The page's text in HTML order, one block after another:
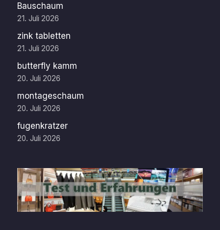
Bauschaum
21. Juli 2026
zink tabletten
21. Juli 2026
butterfly kamm
20. Juli 2026
montageschaum
20. Juli 2026
fugenkratzer
20. Juli 2026